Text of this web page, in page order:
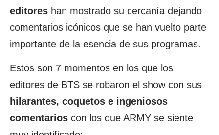
editores han mostrado su cercanía dejando
comentarios icónicos que se han vuelto parte
importante de la esencia de sus programas.
Estos son 7 momentos en los que los
editores de BTS se robaron el show con sus
hilarantes, coquetos e ingeniosos
comentarios con los que ARMY se siente